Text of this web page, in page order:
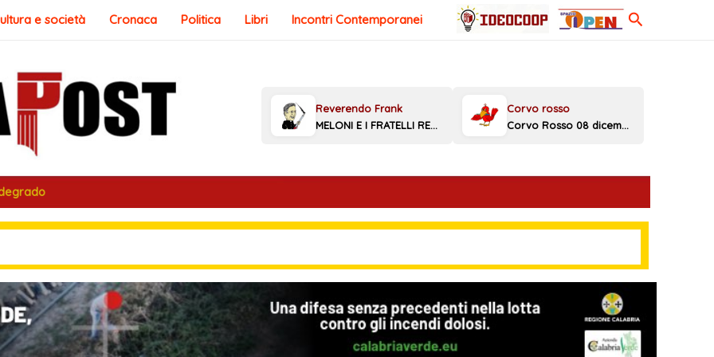
e società Cronaca Politica Libri Incontri Contemporanei Cerca
MELONI E I FRATELLI REGGINI Corvo Rosso 08 dicembre 2025